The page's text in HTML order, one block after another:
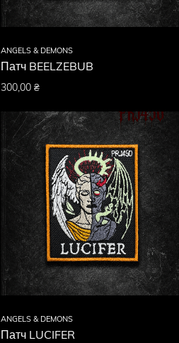
ANGELS & DEMONS
Патч BEELZEBUB
300,00₴
ANGELS & DEMONS
Патч LUCIFER